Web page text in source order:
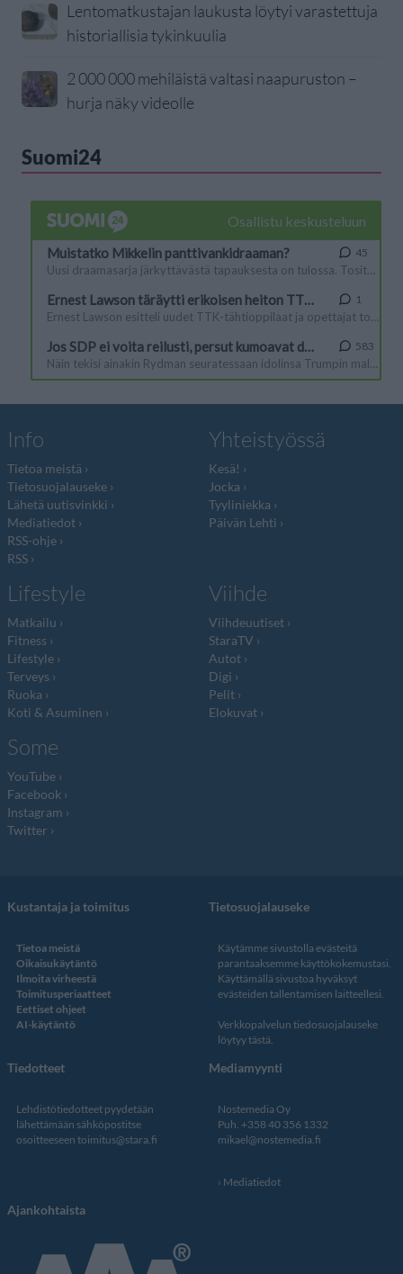
Lentomatkustajan laukusta löytyi varastettuja
historiallisia tykinkuulia
2 000 000 mehiläistä valtasi naapuruston –
hurja näky videolle
Suomi24
Info
Tietoa meistä
Tietosuojalauseke
Lähetä uutisvinkki
Mediatiedot
RSS-ohje
RSS
Yhteistyössä
Kesä!
Jocka
Tyyliniekka
Päivän Lehti
Lifestyle
Matkailu
Fitness
Lifestyle
Terveys
Ruoka
Koti & Asuminen
Viihde
Viihdeuutiset
StaraTV
Autot
Digi
Pelit
Elokuvat
Some
YouTube
Facebook
Instagram
Twitter
Kustantaja ja toimitus
Tietoa meistä
Oikaisukäytäntö
Ilmoita virheestä
Toimitusperiaatteet
Eettiset ohjeet
AI-käytäntö
Tietosuojalauseke
Käytämme sivustolla evästeitä
parantaaksemme käyttökokemustasi.
Käyttämällä sivustoa hyväksyt
evästeiden tallentamisen laitteellesi.
Verkkopalvelun tiedosuojalauseke
löytyy tästä.
Tiedotteet
Lehdistötiedotteet pyydetään
lähettämään sähköpostitse
osoitteeseen toimitus@stara.fi
Mediamyynti
Nostemedia Oy
Puh. +358 40 356 1332
mikael@nostemedia.fi
Mediatiedot
Ajankohtaista